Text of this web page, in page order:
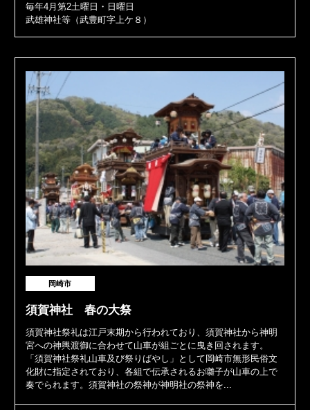
毎年4月第2土曜日・日曜日
武雄神社等（武豊町字上ケ８）
岡崎市
須賀神社 春の大祭
須賀神社祭礼は江戸末期から行われており、須賀神社から神明
宮への神輿渡御に合わせて山車が組ごとに曳き回されます。
「須賀神社祭礼山車及び祭りばやし」として岡崎市無形民俗文
化財に指定されており、各組で伝承されるお囃子が山車の上で
奏でられます。須賀神社の祭神が神明社の祭神を...